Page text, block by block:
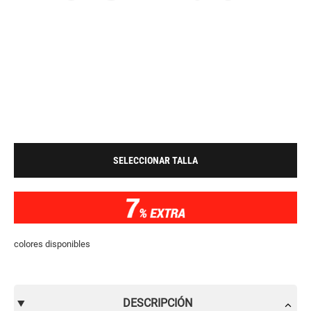
SELECCIONAR TALLA
colores disponibles
DESCRIPCIÓN